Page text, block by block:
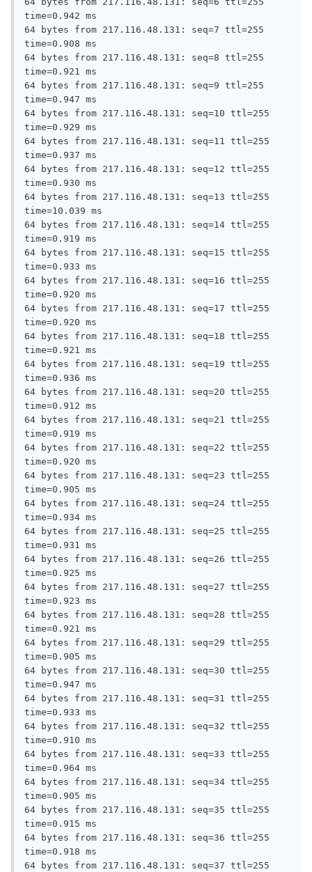
time=0.942 ms
64 bytes from 217.116.48.131: seq=7 ttl=255
time=0.908 ms
64 bytes from 217.116.48.131: seq=8 ttl=255
time=0.921 ms
64 bytes from 217.116.48.131: seq=9 ttl=255
time=0.947 ms
64 bytes from 217.116.48.131: seq=10 ttl=255
time=0.929 ms
64 bytes from 217.116.48.131: seq=11 ttl=255
time=0.937 ms
64 bytes from 217.116.48.131: seq=12 ttl=255
time=0.930 ms
64 bytes from 217.116.48.131: seq=13 ttl=255
time=10.039 ms
64 bytes from 217.116.48.131: seq=14 ttl=255
time=0.919 ms
64 bytes from 217.116.48.131: seq=15 ttl=255
time=0.933 ms
64 bytes from 217.116.48.131: seq=16 ttl=255
time=0.920 ms
64 bytes from 217.116.48.131: seq=17 ttl=255
time=0.920 ms
64 bytes from 217.116.48.131: seq=18 ttl=255
time=0.921 ms
64 bytes from 217.116.48.131: seq=19 ttl=255
time=0.936 ms
64 bytes from 217.116.48.131: seq=20 ttl=255
time=0.912 ms
64 bytes from 217.116.48.131: seq=21 ttl=255
time=0.919 ms
64 bytes from 217.116.48.131: seq=22 ttl=255
time=0.920 ms
64 bytes from 217.116.48.131: seq=23 ttl=255
time=0.905 ms
64 bytes from 217.116.48.131: seq=24 ttl=255
time=0.934 ms
64 bytes from 217.116.48.131: seq=25 ttl=255
time=0.931 ms
64 bytes from 217.116.48.131: seq=26 ttl=255
time=0.925 ms
64 bytes from 217.116.48.131: seq=27 ttl=255
time=0.923 ms
64 bytes from 217.116.48.131: seq=28 ttl=255
time=0.921 ms
64 bytes from 217.116.48.131: seq=29 ttl=255
time=0.905 ms
64 bytes from 217.116.48.131: seq=30 ttl=255
time=0.947 ms
64 bytes from 217.116.48.131: seq=31 ttl=255
time=0.933 ms
64 bytes from 217.116.48.131: seq=32 ttl=255
time=0.910 ms
64 bytes from 217.116.48.131: seq=33 ttl=255
time=0.964 ms
64 bytes from 217.116.48.131: seq=34 ttl=255
time=0.905 ms
64 bytes from 217.116.48.131: seq=35 ttl=255
time=0.915 ms
64 bytes from 217.116.48.131: seq=36 ttl=255
time=0.918 ms
64 bytes from 217.116.48.131: seq=37 ttl=255